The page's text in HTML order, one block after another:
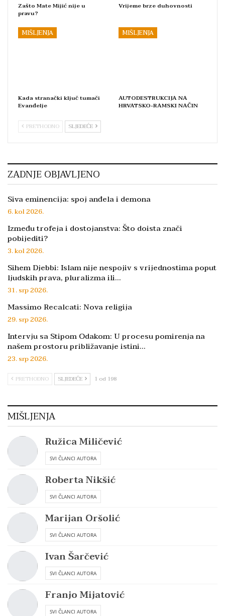
Zašto Mate Mijić nije u
pravu?
Vrijeme brze duhovnosti
MIŠLJENJA
Kada stranački ključ tumači
Evanđelje
MIŠLJENJA
AUTODESTRUKCIJA NA
HRVATSKO-RAMSKI NAČIN
PRETHODNO SLJEDEĆE
ZADNJE OBJAVLJENO
Siva eminencija: spoj anđela i demona
6. kol 2026.
Između trofeja i dostojanstva: Što doista znači
pobijediti?
3. kol 2026.
Sihem Djebbi: Islam nije nespojiv s vrijednostima poput
ljudskih prava, pluralizma ili…
31. srp 2026.
Massimo Recalcati: Nova religija
29. srp 2026.
Intervju sa Stipom Odakom: U procesu pomirenja na
našem prostoru približavanje istini…
23. srp 2026.
PRETHODNO SLJEDEĆE 1 od 198
MIŠLJENJA
Ružica Miličević
SVI ČLANCI AUTORA
Roberta Nikšić
SVI ČLANCI AUTORA
Marijan Oršolić
SVI ČLANCI AUTORA
Ivan Šarčević
SVI ČLANCI AUTORA
Franjo Mijatović
SVI ČLANCI AUTORA